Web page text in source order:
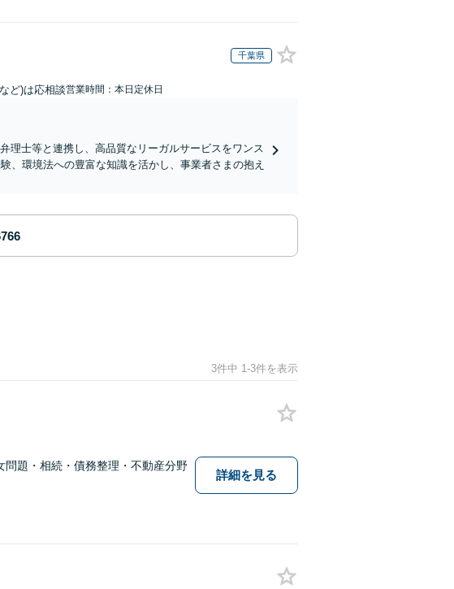
千葉県
ど)は応相談営業時間：本日定休日
理士等と連携し、高品質なリーガルサービスをワンス
、環境法への豊富な知識を活かし、事業者さまの抱え
3件中 1-3件を表示
問題・相続・債務整理・不動産分野
詳細を見る